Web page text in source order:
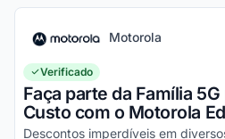
Motorola
Verificado
Faça parte da Família
Custo com o Motorola